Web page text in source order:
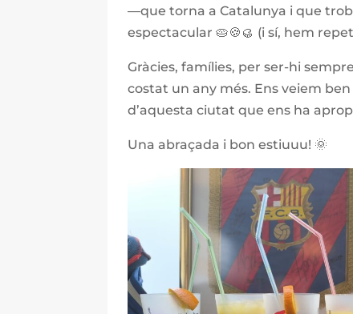
—que torna a Catalunya i que
espectacular 🥧🍪🥮 (i sí, hem
Gràcies, famílies, per ser-hi
costat un any més. Ens veiem
d’aquesta ciutat que ens ha
Una abraçada i bon estiuuu! 🌞